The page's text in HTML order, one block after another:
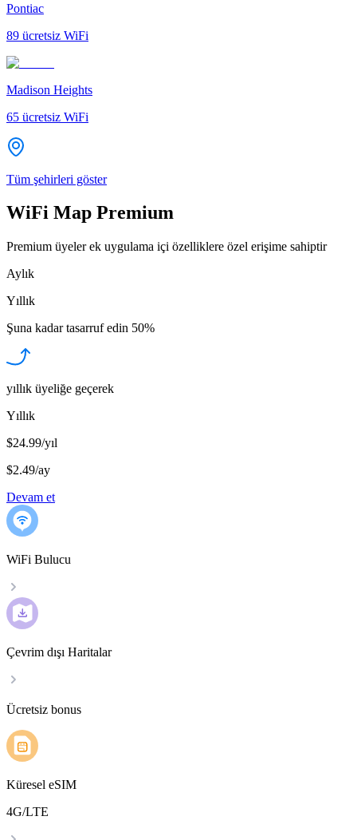
Pontiac
89 ücretsiz WiFi
Madison Heights
65 ücretsiz WiFi
Tüm şehirleri göster
WiFi Map Premium
Premium üyeler ek uygulama içi özelliklere özel erişime sahiptir
Aylık
Yıllık
Şuna kadar tasarruf edin 50%
yıllık üyeliğe geçerek
Yıllık
$24.99/yıl
$2.49/ay
Devam et
WiFi Bulucu
Çevrim dışı Haritalar
Ücretsiz bonus
Küresel eSIM
4G/LTE